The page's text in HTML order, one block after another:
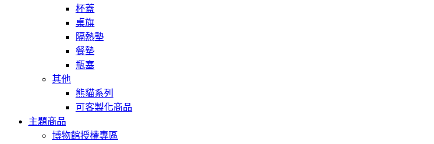
杯蓋
桌旗
隔熱墊
餐墊
瓶塞
其他
熊貓系列
可客製化商品
主題商品
博物館授權專區